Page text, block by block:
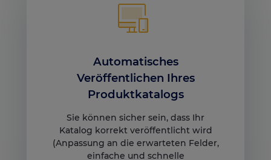
Automatisches
Veröffentlichen Ihres
Produktkatalogs
Sie können sicher sein, dass Ihr
Katalog korrekt veröffentlicht wird
(Anpassung an die erwarteten Felder,
einfache und schnelle